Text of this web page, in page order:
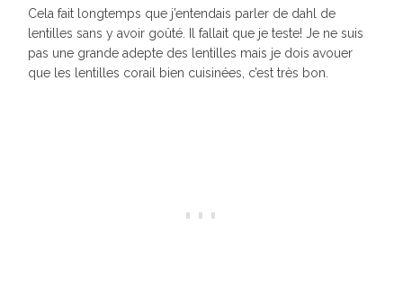
Cela fait longtemps que j’entendais parler de dahl de
lentilles sans y avoir goûté. Il fallait que je teste! Je ne suis
pas une grande adepte des lentilles mais je dois avouer
que les lentilles corail bien cuisinées, c’est très bon.